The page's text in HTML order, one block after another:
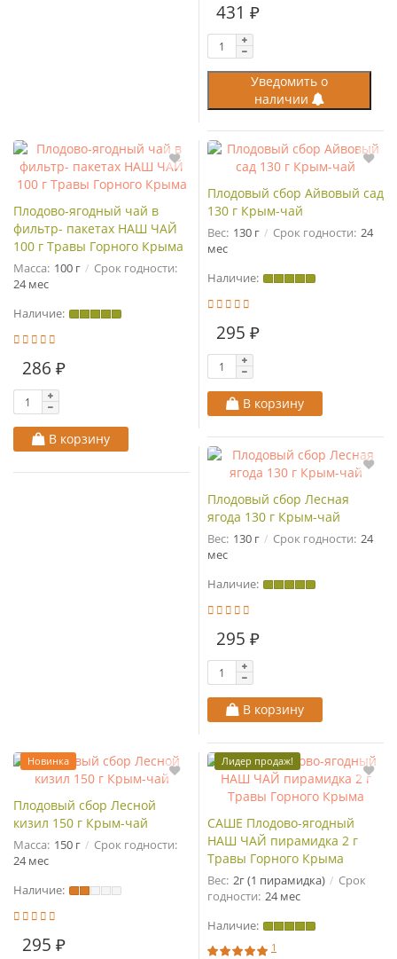
431 ₽
Уведомить о
наличии
Плодово-ягодный чай в
фильтр- пакетах НАШ ЧАЙ
100 г Травы Горного Крыма
Масса: 100 г
Срок годности:
24 мес
Наличие:
286 ₽
В корзину
Плодовый сбор Айвовый сад
130 г Крым-чай
Вес: 130 г Срок годности: 24
мес
Наличие:
295 ₽
В корзину
Плодовый сбор Лесная
ягода 130 г Крым-чай
Вес: 130 г Срок годности: 24
мес
Наличие:
295 ₽
В корзину
Новинка
Плодовый сбор Лесной
кизил 150 г Крым-чай
Масса: 150 г
Срок годности:
24 мес
Наличие:
295 ₽
Лидер продаж!
САШЕ Плодово-ягодный
НАШ ЧАЙ пирамидка 2 г
Травы Горного Крыма
Вес: 2г (1 пирамидка)
Срок
годности: 24 мес
Наличие:
1